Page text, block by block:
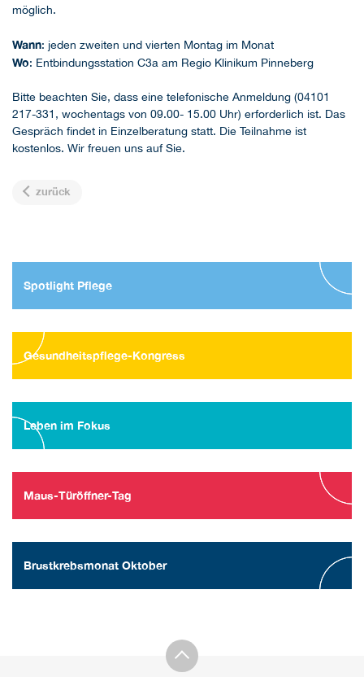
möglich.
Wann: jeden zweiten und vierten Montag im Monat
Wo: Entbindungsstation C3a am Regio Klinikum Pinneberg
Bitte beachten Sie, dass eine telefonische Anmeldung (04101
217-331, wochentags von 09.00- 15.00 Uhr) erforderlich ist. Das
Gespräch findet in Einzelberatung statt. Die Teilnahme ist
kostenlos. Wir freuen uns auf Sie.
zurück
Spotlight Pflege
Gesundheitspflege-Kongress
Leben im Fokus
Maus-Türöffner-Tag
Brustkrebsmonat Oktober